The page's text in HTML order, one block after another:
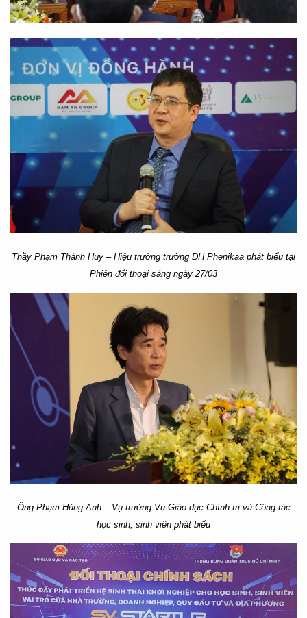
Thầy Phạm Thành Huy – Hiệu trưởng trường ĐH Phenikaa phát biểu tại
Phiên đối thoại sáng ngày 27/03
Ông Phạm Hùng Anh – Vụ trưởng Vụ Giáo dục Chính trị và Công tác
học sinh, sinh viên phát biểu